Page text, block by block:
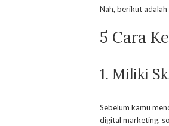
Nah, berikut
5 Cara
1. Miliki
Sebelum kamu
digital marketing,